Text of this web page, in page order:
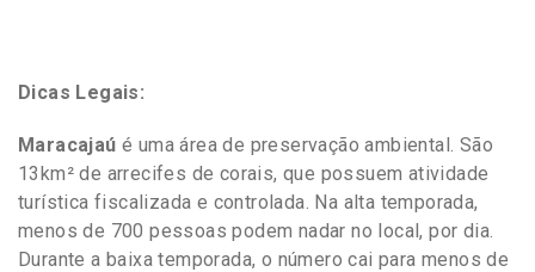
Dicas Legais:
Maracajaú é uma área de preservação ambiental. São
13km² de arrecifes de corais, que possuem atividade
turística fiscalizada e controlada. Na alta temporada,
menos de 700 pessoas podem nadar no local, por dia.
Durante a baixa temporada, o número cai para menos de